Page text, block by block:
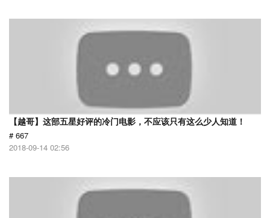
【越哥】这部五星好评的冷门电影，不应该只有这么少人知道！
# 667
2018-09-14 02:56